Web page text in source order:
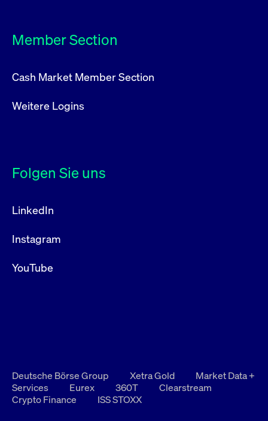
Member Section
Cash Market Member Section
Weitere Logins
Folgen Sie uns
LinkedIn
Instagram
YouTube
Deutsche Börse Group Xetra Gold
Market Data +
Services
Eurex 360T
Clearstream
Crypto Finance
ISS STOXX